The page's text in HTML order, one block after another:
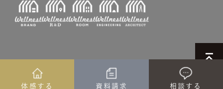
体感する 資料請求 相談する
© WELLNEST HOME